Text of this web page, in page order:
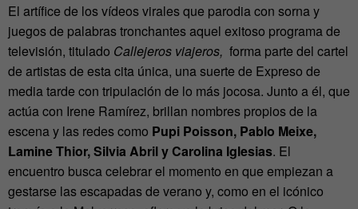
El artífice de los vídeos virales que parodia con sorna y
juegos de palabras tronchantes aquel exitoso programa de
televisión, titulado Callejeros viajeros, forma parte del cartel
de artistas de esta cita única, una suerte de Expreso de
media tarde con tripulación de lo más jocosa. Junto a él, que
actúa con Irene Ramírez, brillan nombres propios de la
escena y las redes como Pupi Poisson, Pablo Meixe,
Lamine Thior, Silvia Abril y Carolina Iglesias. El
encuentro busca celebrar el momento en que empiezan a
gestarse las escapadas de verano y, como en el icónico